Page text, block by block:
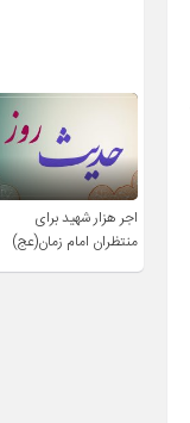
اجر هزار شهید برای
منتظران امام زمان(عج)